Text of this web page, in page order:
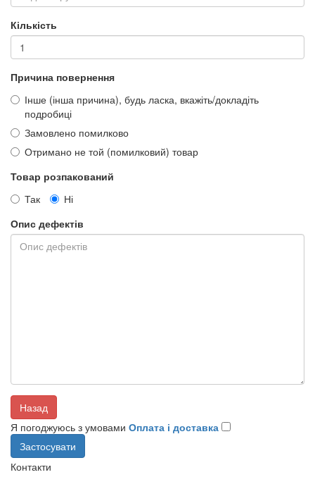
Кількість
Причина повернення
Інше (інша причина), будь ласка, вкажіть/докладіть
подробиці
Замовлено помилково
Отримано не той (помилковий) товар
Товар розпакований
Так
Ні
Опис дефектів
Назад
Я погоджуюсь з умовами Оплата і доставка
Контакти